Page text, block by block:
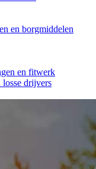
en borgmiddelen
en fitwerk
drijvers